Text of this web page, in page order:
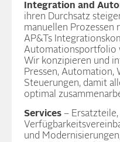
Integration and
ihren Durchsatz
manuellen Prozessen
AP&Ts
Automationsportfolio
Wir konzipieren und
Pressen, Automation,
Steuerungen, damit
optimal
Services – Ersatzteile,
und